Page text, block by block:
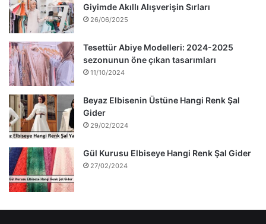
Giyimde Akıllı Alışverişin Sırları
26/06/2025
Tesettür Abiye Modelleri: 2024-2025
sezonunun öne çıkan tasarımları
11/10/2024
Beyaz Elbisenin Üstüne Hangi Renk Şal
Gider
29/02/2024
Gül Kurusu Elbiseye Hangi Renk Şal Gider
27/02/2024